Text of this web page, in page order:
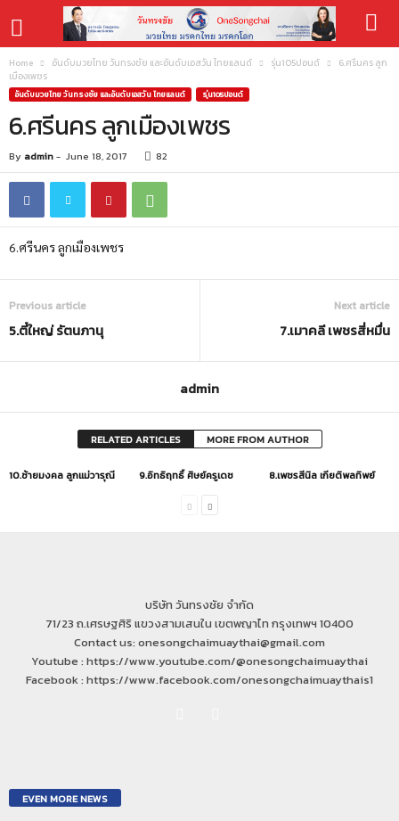
Home อันดับมวยไทย วันทรงชัย และอันดับเอสวัน ไทยแลนด์ รุ่น105ปอนด์
6.ศรีนคร ลูก
เมืองเพชร
อันดับมวยไทย วันทรงชัย และอันดับเอสวัน ไทยแลนด์ รุ่น105ปอนด์
6.ศรีนคร ลูกเมืองเพชร
By admin- June 18, 2017 82
6.ศรีนคร ลูกเมืองเพชร
Previous article
5.ตี๋ใหญ่ รัตนภานุ
Next article
7.เมาคลี เพชรสี่หมื่น
admin
RELATED ARTICLES MORE FROM AUTHOR
10.ซ้ายมงคล ลูกแม่วารุณี 9.อิทธิฤทธิ์ ศิษย์ครูเดช 8.เพชรสีนิล เกียติพลทิพย์
บริษัท วันทรงชัย จำกัด
71/23 ถ.เศรษฐศิริ แขวงสามเสนใน เขตพญาไท กรุงเทพฯ 10400
Contact us: onesongchaimuaythai@gmail.com
Youtube : https://www.youtube.com/@onesongchaimuaythai
Facebook : https://www.facebook.com/onesongchaimuaythais1
EVEN MORE NEWS